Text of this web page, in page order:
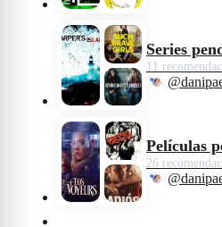
Series
11
Películas
26